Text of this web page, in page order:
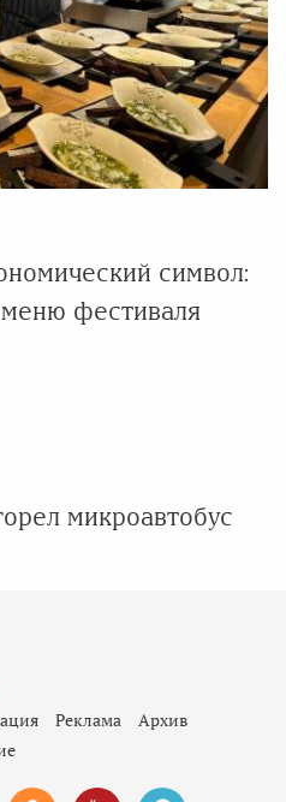
символ:
фестиваля
микроавтобус
Реклама
Архив